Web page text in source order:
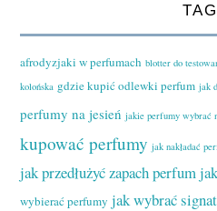
afrodyzjaki w perfumach blotter do
kolońska gdzie kupić odlewki perfum jak
perfumy na jesień jakie perfumy wybrać
kupować perfumy jak nakładać
jak przedłużyć zapach perfum
wybierać perfumy jak wybrać